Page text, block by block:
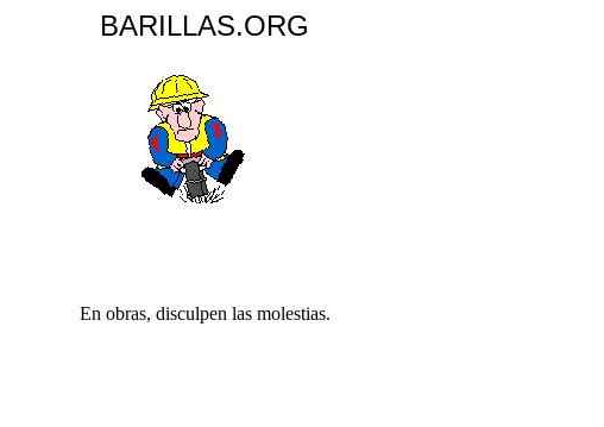
BARILLAS.ORG
En obras, disculpen las molestias.